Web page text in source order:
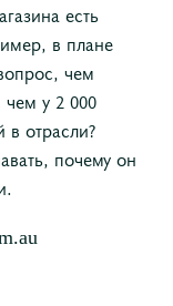
есть
в плане
чем
у 2 000
в отрасли?
почему он